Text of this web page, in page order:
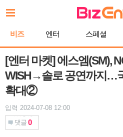
문
기
비즈 엔터 스페셜
[엔터 마켓] 에스엠(SM),
WISH→솔로 공연까지…
확대②
입력 2024-07-08 12:00
댓글 0